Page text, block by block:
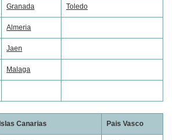
Granada Toledo
Almeria
Jaen
Malaga
Islas Canarias Pais Vasco